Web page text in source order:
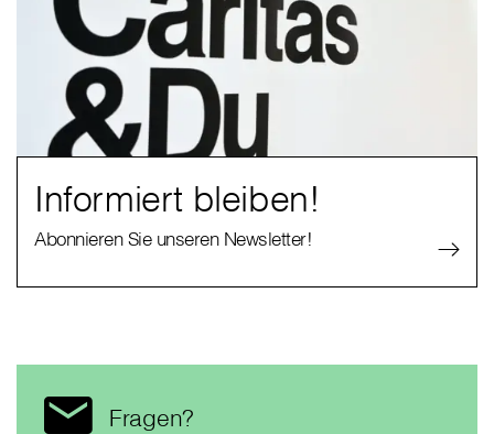
Informiert bleiben!
Abonnieren Sie unseren Newsletter!
Fragen?